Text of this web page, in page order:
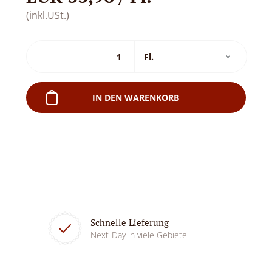
(inkl.USt.)
IN DEN WARENKORB
Schnelle Lieferung
Next-Day in viele Gebiete